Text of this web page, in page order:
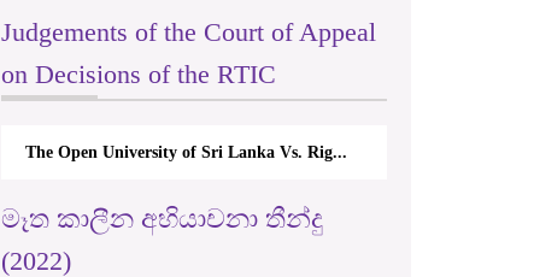
Judgements of the Court of Appeal
on Decisions of the RTIC
The Open University of Sri Lanka Vs. Rig...
මෑත කාලීන අභියාචනා තීන්දු
(2022)